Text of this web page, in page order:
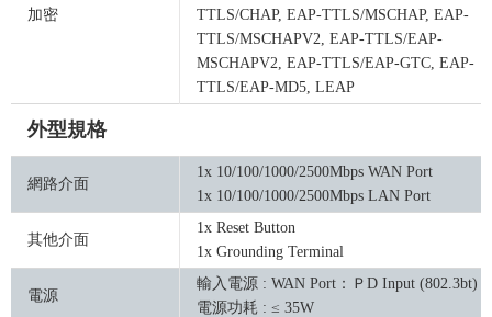
加密
TTLS/CHAP, EAP-TTLS/MSCHAP, EAP-
TTLS/MSCHAPV2, EAP-TTLS/EAP-
MSCHAPV2, EAP-TTLS/EAP-GTC, EAP-
TTLS/EAP-MD5, LEAP
外型規格
網路介面
1x 10/100/1000/2500Mbps WAN Port
1x 10/100/1000/2500Mbps LAN Port
其他介面
1x Reset Button
1x Grounding Terminal
電源
輸入電源 : WAN Port：ＰD Input (802.3bt)
電源功耗 : ≤ 35W